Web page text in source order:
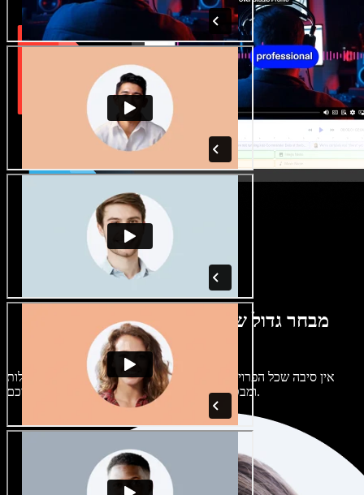
מבחר גדול של קולות נשים וגברים במגוון
מבטאים
אין סיבה שכל הפרויקטים יישמעו אותו דבר. בחרו מתוך מאות קולות
ומבטאים של בינה מלאכותית והתאימו אותם אליכם.